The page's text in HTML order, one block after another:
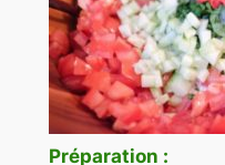
Préparation :